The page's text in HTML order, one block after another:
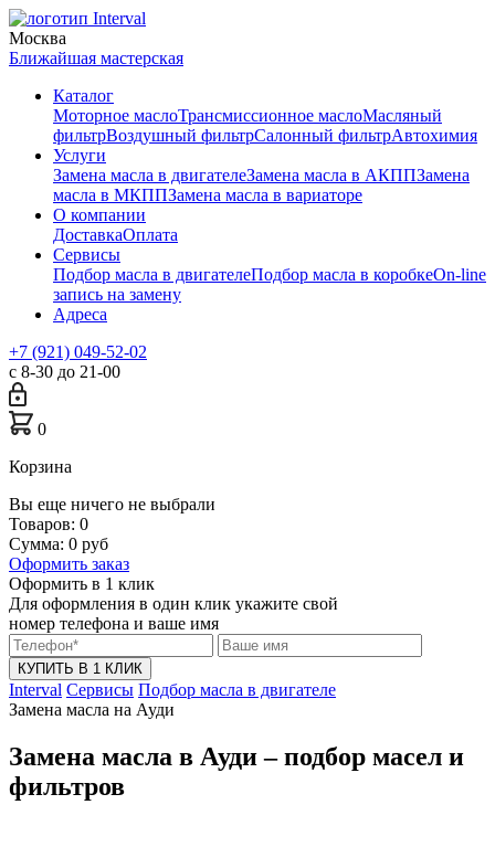
Москва
Ближайшая мастерская
Каталог
Моторное маслоТрансмиссионное маслоМасляный
фильтрВоздушный фильтрСалонный фильтрАвтохимия
Услуги
Замена масла в двигателеЗамена масла в АКППЗамена
масла в МКППЗамена масла в вариаторе
О компании
ДоставкаОплата
Сервисы
Подбор масла в двигателеПодбор масла в коробкеOn-line
запись на замену
Адреса
+7 (921) 049-52-02
с 8-30 до 21-00
0
Корзина
Вы еще ничего не выбрали
Товаров: 0
Сумма: 0 руб
Оформить заказ
Оформить в 1 клик
Для оформления в один клик укажите свой
номер телефона и ваше имя
КУПИТЬ В 1 КЛИК
Interval Сервисы Подбор масла в двигателе
Замена масла на Ауди
Замена масла в Ауди – подбор масел и
фильтров